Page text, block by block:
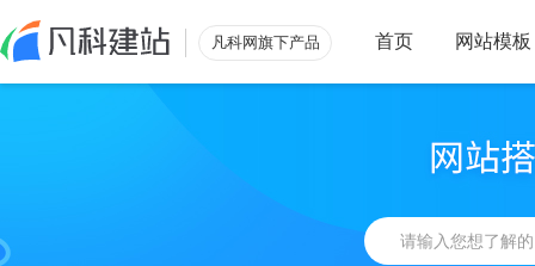
凡科网旗下产品 首页 网站模板